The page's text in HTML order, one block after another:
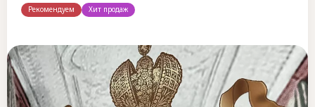
Рекомендуем Хит продаж